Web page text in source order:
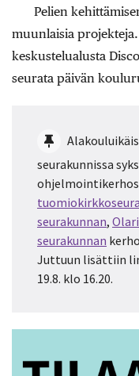
Pelien
muunlaisia
keskustelualusta
seurata päivän
seurakunnissa
seurakunnan,
seurakunnan
Juttuun lisättiin
19.8. klo 16.20.